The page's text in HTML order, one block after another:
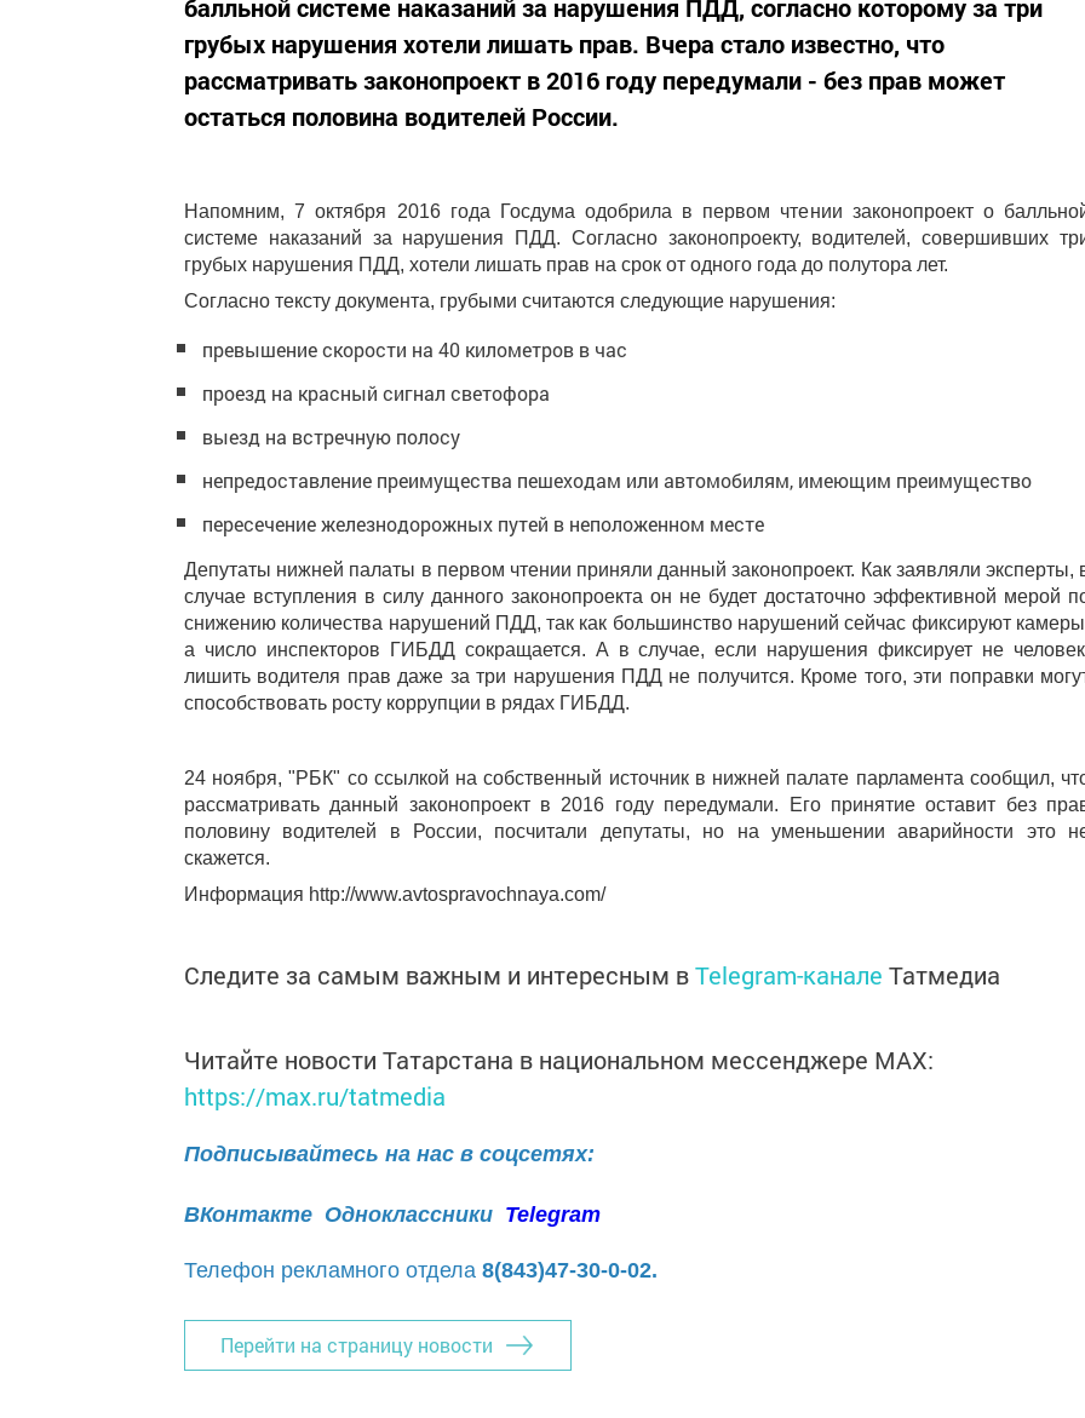
балльной системе наказаний за нарушения ПДД, согласно которому за три
грубых нарушения хотели лишать прав. Вчера стало известно, что
рассматривать законопроект в 2016 году передумали - без прав может
остаться половина водителей России.
Напомним, 7 октября 2016 года Госдума одобрила в первом чтении законопроект о
системе наказаний за нарушения ПДД. Согласно законопроекту, водителей, совершивших
грубых нарушения ПДД, хотели лишать прав на срок от одного года до полутора лет.
Согласно тексту документа, грубыми считаются следующие нарушения:
превышение скорости на 40 километров в час
проезд на красный сигнал светофора
выезд на встречную полосу
непредоставление преимущества пешеходам или автомобилям, имеющим преимущество
пересечение железнодорожных путей в неположенном месте
Депутаты нижней палаты в первом чтении приняли данный законопроект. Как заявляли эксперты,
случае вступления в силу данного законопроекта он не будет достаточно эффективной мерой
снижению количества нарушений ПДД, так как большинство нарушений сейчас фиксируют
а число инспекторов ГИБДД сокращается. А в случае, если нарушения фиксирует не
лишить водителя прав даже за три нарушения ПДД не получится. Кроме того, эти поправки
способствовать росту коррупции в рядах ГИБДД.
24 ноября, "РБК" со ссылкой на собственный источник в нижней палате парламента сообщил,
рассматривать данный законопроект в 2016 году передумали. Его принятие оставит без
половину водителей в России, посчитали депутаты, но на уменьшении аварийности это
скажется.
Информация http://www.avtospravochnaya.com/
Следите за самым важным и интересным вTelegram-канале Татмедиа
Читайте новости Татарстана в национальном мессенджере MАХ:
https://max.ru/tatmedia
Подписывайтесь на нас в соцсетях:
ВКонтакте Одноклассники Telegram
Телефон рекламного отдела 8(843)47-30-0-02.
Перейти на страницу новости